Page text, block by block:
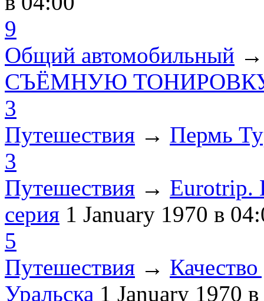
9
Общий автомобильный
СЪЁМНУЮ
3
Путешествия → Пермь
3
Путешествия → Eurotrip.
серия 1 January 1970 в
5
Путешествия →
Уральска 1 January 1970